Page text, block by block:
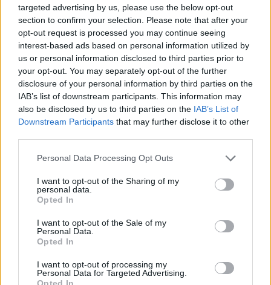
targeted advertising by us, please use the below opt-out
section to confirm your selection. Please note that after your
opt-out request is processed you may continue seeing
interest-based ads based on personal information utilized by
us or personal information disclosed to third parties prior to
your opt-out. You may separately opt-out of the further
disclosure of your personal information by third parties on the
IAB’s list of downstream participants. This information may
also be disclosed by us to third parties on the IAB’s List of
Downstream Participants that may further disclose it to other
Please note that this website/app uses one or more Google
not limited to your visit or usage behaviour. You may click to
grant or deny consent to Google and its third-party tags to
use your data for below specified purposes in below Google
consent section.
Personal Data Processing Opt Outs
I want to opt-out of the Sharing of my
personal data.
Opted In
I want to opt-out of the Sale of my
Personal Data.
Opted In
I want to opt-out of processing my
Personal Data for Targeted Advertising.
Opted In
Hamarosan: Cadillac Records
poprocks•2008. november 15.
Chicagoba visszatér a jazz és a blues, az év zenés
filmjében, a "Cadillac records"-ban. Az 50's években
játszódó filmeb olyan zenész klasszikusokat
ismerhetünk meg, mint Muddy Waters, Etta James,
Chuck Berry, a Rolling Stones és stb stb stb. Etta
James-t Beyoncé…
Az Intelligencia relatív: Burn after
reading!
poprocks•2008. november 14.